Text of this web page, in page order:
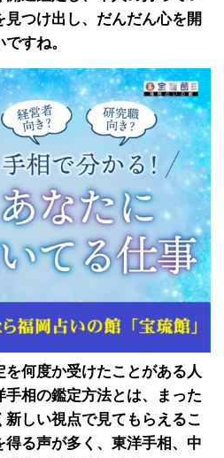
つけ出し、だんだん心を開
すね。
何度か受けたことがある人
手相の鑑定方法とは、まった
新しい視点で見てもらえるこ
得る声が多く、東洋手相、中